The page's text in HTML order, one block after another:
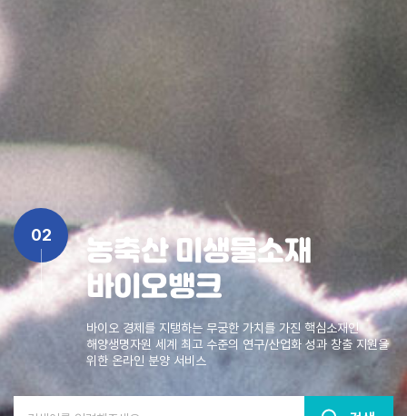
02
농축산 미생물소재
바이오뱅크
바이오 경제를 지탱하는 무궁한 가치를 가진 핵심소재인
해양생명자원 세계 최고 수준의 연구/산업화 성과 창출 지원을
위한 온라인 분양 서비스